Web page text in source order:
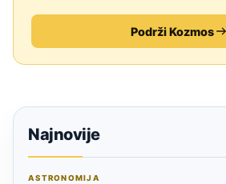
Podrži Kozmos
Najnovije
ASTRONOMIJA